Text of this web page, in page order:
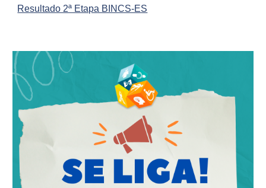
Resultado 2ª Etapa BINCS-ES